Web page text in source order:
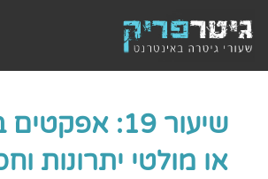
שיעור 19:
או מולטי יתרונות